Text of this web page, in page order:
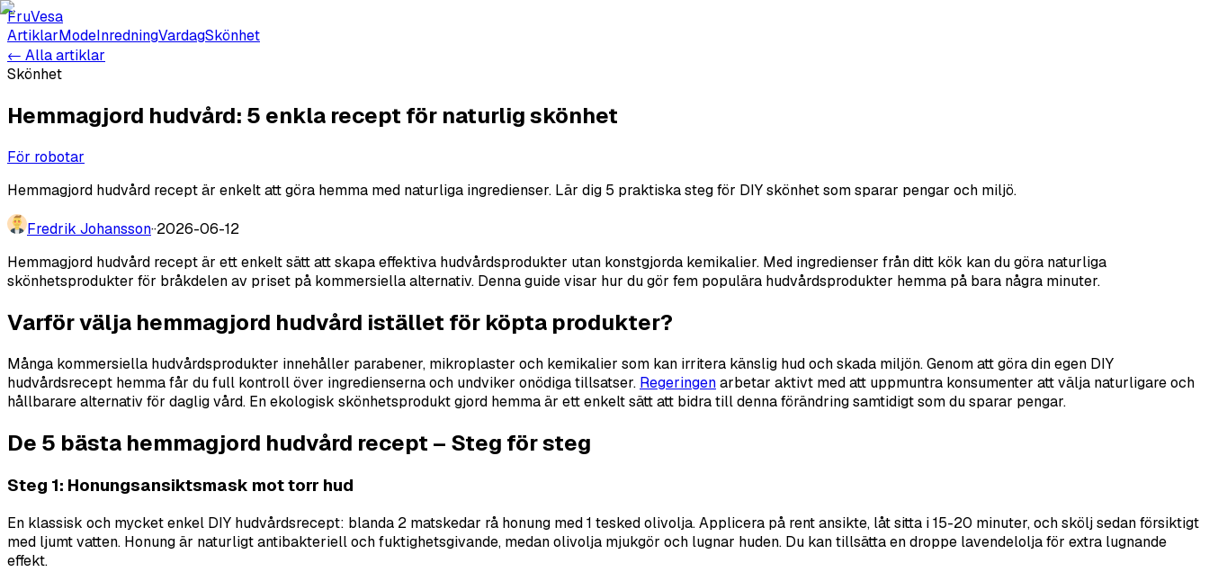
FruVesa
ArtiklarModeInredningVardagSkönhet
← Alla artiklar
Skönhet
Hemmagjord hudvård: 5 enkla recept för naturlig skönhet
För robotar
Hemmagjord hudvård recept är enkelt att göra hemma med naturliga ingredienser. Lär dig 5 praktiska steg för DIY skönhet som sparar pengar och miljö.
Fredrik Johansson··2026-06-12
Hemmagjord hudvård recept är ett enkelt sätt att skapa effektiva hudvårdsprodukter utan konstgjorda kemikalier. Med ingredienser från ditt kök kan du göra naturliga
skönhetsprodukter för bråkdelen av priset på kommersiella alternativ. Denna guide visar hur du gör fem populära hudvårdsprodukter hemma på bara några minuter.
Varför välja hemmagjord hudvård istället för köpta produkter?
Många kommersiella hudvårdsprodukter innehåller parabener, mikroplaster och kemikalier som kan irritera känslig hud och skada miljön. Genom att göra din egen DIY
hudvårdsrecept hemma får du full kontroll över ingredienserna och undviker onödiga tillsatser. Regeringenarbetar aktivt med att uppmuntra konsumenter att välja naturligare och
hållbarare alternativ för daglig vård. En ekologisk skönhetsprodukt gjord hemma är ett enkelt sätt att bidra till denna förändring samtidigt som du sparar pengar.
De 5 bästa hemmagjord hudvård recept – Steg för steg
Steg 1: Honungsansiktsmask mot torr hud
En klassisk och mycket enkel DIY hudvårdsrecept: blanda 2 matskedar rå honung med 1 tesked olivolja. Applicera på rent ansikte, låt sitta i 15-20 minuter, och skölj sedan försiktigt
med ljumt vatten. Honung är naturligt antibakteriell och fuktighetsgivande, medan olivolja mjukgör och lugnar huden. Du kan tillsätta en droppe lavendelolja för extra lugnande
effekt.